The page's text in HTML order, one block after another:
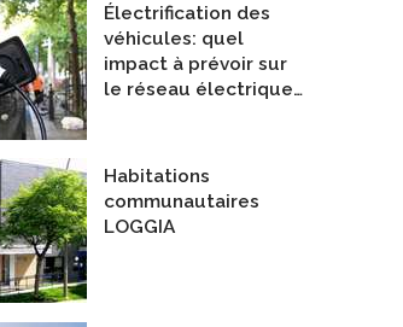
Électrification des
véhicules: quel
impact à prévoir sur
le réseau électrique…
Habitations
communautaires
LOGGIA